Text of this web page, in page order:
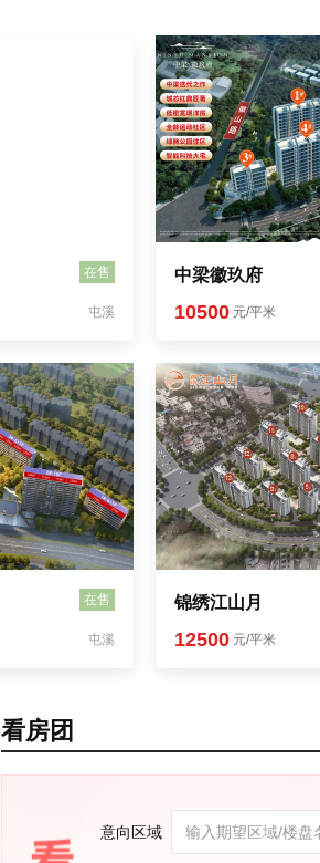
在售
屯溪
中梁徽玖府
10500 元/平米
在售
屯溪
锦绣江山月
12500 元/平米
看房团
意向区域